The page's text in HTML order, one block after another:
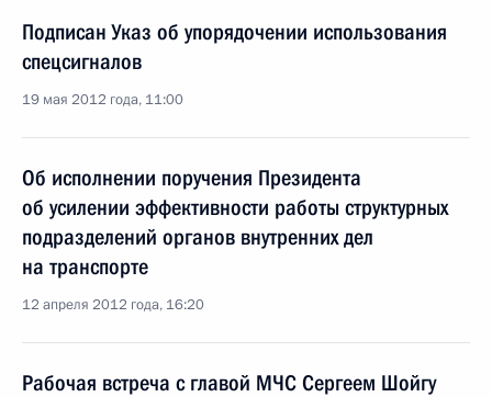
Подписан Указ об упорядочении использования
спецсигналов
19 мая 2012 года, 11:00
Об исполнении поручения Президента
об усилении эффективности работы структурных
подразделений органов внутренних дел
на транспорте
12 апреля 2012 года, 16:20
Рабочая встреча с главой МЧС Сергеем Шойгу